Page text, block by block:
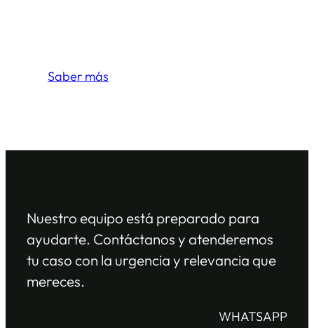
Saber más
Nuestro equipo está preparado para
ayudarte. Contáctanos y atenderemos
tu caso con la urgencia y relevancia que
mereces.
WHATSAPP